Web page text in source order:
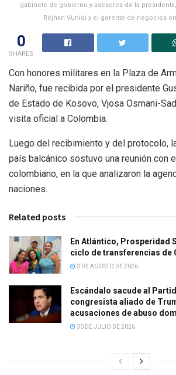
gabinete de gobierno y asesores de la
Rejhan Vuniqi y el gerente de negocios
0
SHARES
Con honores militares en la Plaza de
Nariño, fue recibida por el presidente
de Estado de Kosovo, Vjosa Osmani-
visita oficial a Colombia.
Luego del recibimiento y del protocolo,
país balcánico sostuvo una reunión con
colombiano, en la que analizaron la
naciones.
Related posts
En Atlántico, Prosperidad
ciclo de transferencias de
3 DE AGOSTO DE 2026
Escándalo sacude al
congresista aliado de
acusaciones de abuso
30 DE JULIO DE 2026